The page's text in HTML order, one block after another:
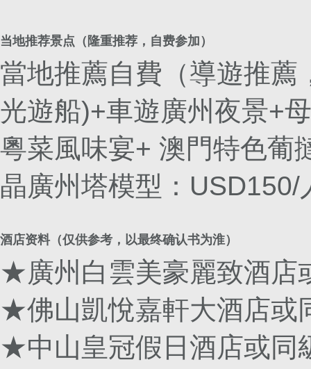
当地推荐景点（隆重推荐，自费参加）
當地推薦自費（導遊推薦
光遊船)+車遊廣州夜景+
粵菜風味宴+ 澳門特色葡
晶廣州塔模型：USD150/
酒店资料（仅供参考，以最终确认书为淮）
★廣州白雲美豪麗致酒店
★佛山凱悅嘉軒大酒店或
★中山皇冠假日酒店或同